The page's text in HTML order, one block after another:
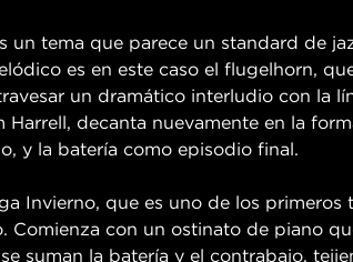
un tema que parece un standard de
es en este caso el flugelhorn,
un dramático interludio con la
Harrell, decanta nuevamente en la
y la batería como episodio final.
Invierno, que es uno de los primeros
Comienza con un ostinato de piano
suman la batería y el contrabajo,